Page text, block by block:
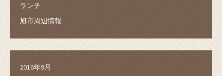
ランチ
旭市周辺情報
2016年9月